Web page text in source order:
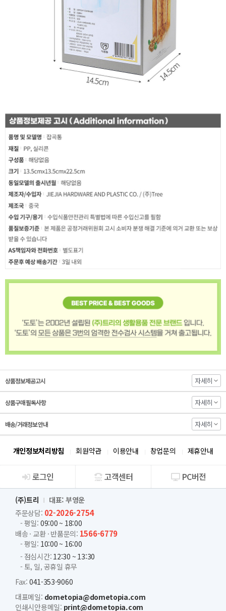
상품정보제공고시 자세히
상품구매 필독사항 자세히
배송/거래정보 안내 자세히
개인정보처리방침 회원약관 이용안내 창업문의 제휴안내
회사소개
로그인 고객센터 PC버전
(주)트리
대표: 부영운
주문상담: 02-2026-2754
- 평일: 09:00 ~ 18:00
배송 · 교환 · 반품문의: 1566-6779
- 평일: 10:00 ~ 16:00
- 점심시간: 12:30 ~ 13:30
- 토, 일, 공휴일 휴무
Fax: 041-353-9060
대표메일: dometopia@dometopia.com
인쇄시안용메일: print@dometopia.com